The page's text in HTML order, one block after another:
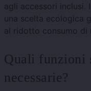
agli accessori inclusi.
una scelta ecologica
al ridotto consumo di
Quali funzioni
necessarie?